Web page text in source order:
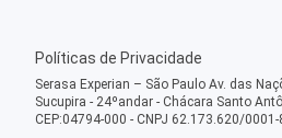
Políticas de Privacidade
Serasa Experian – São Paulo Av. das
Sucupira - 24ºandar - Chácara Santo
CEP:04794-000 - CNPJ 62.173.620/0001-